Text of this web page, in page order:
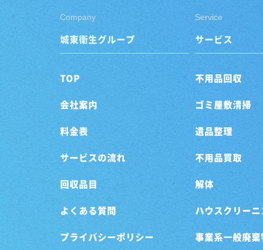
Company
城東衛生グループ
TOP
会社案内
料金表
サービスの流れ
回収品目
よくある質問
プライバシーポリシー
Service
サービス
不用品回収
ゴミ屋敷清掃
遺品整理
不用品買取
解体
ハウスクリーニ
事業系一般廃